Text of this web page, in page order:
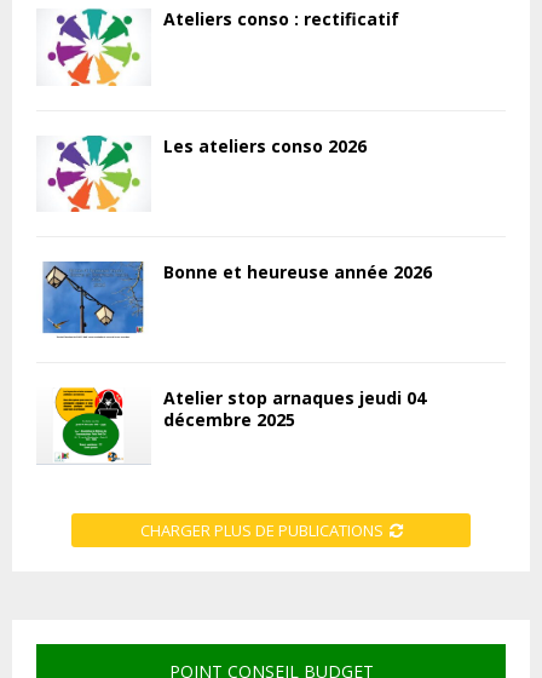
Ateliers conso : rectificatif
Les ateliers conso 2026
Bonne et heureuse année 2026
Atelier stop arnaques jeudi 04
décembre 2025
CHARGER PLUS DE PUBLICATIONS
POINT CONSEIL BUDGET